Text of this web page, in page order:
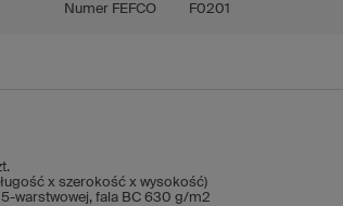
Numer FEFCO F0201
x szerokość x wysokość)
warstwowej, fala BC 630 g/m2